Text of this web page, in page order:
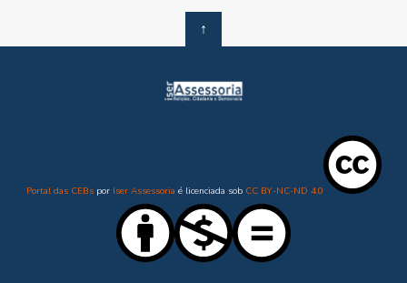
↑
Portal das CEBspor Iser Assessoria é licenciada sob CC BY-NC-ND 4.0